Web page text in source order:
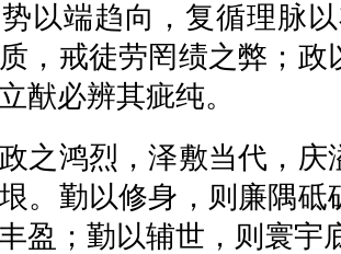
端趋向，复循理脉以
，戒徒劳罔绩之弊；
猷必辨其疵纯。
鸿烈，泽敷当代，庆
。勤以修身，则廉隅
盈；勤以辅世，则寰宇